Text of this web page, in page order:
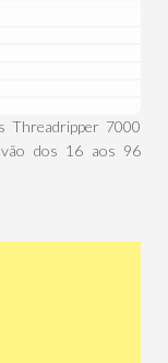
Threadripper 7000
vão dos 16 aos 96